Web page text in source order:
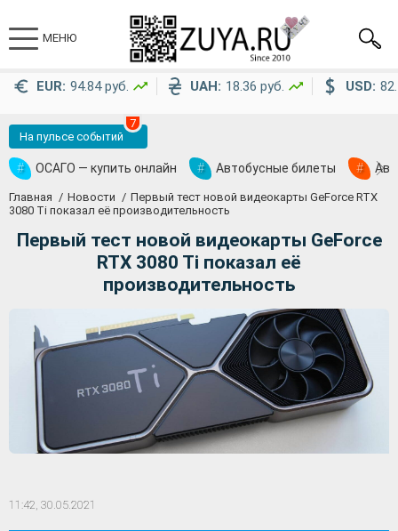
МЕНЮ
EUR: 94.84 руб. UAH: 18.36 руб. USD:
На пульсе событий
7
# ОСАГО — купить онлайн # Автобусные билеты #
Главная Новости
Первый тест новой видеокарты GeForce RTX
3080 Ti показал её производительность
Первый тест новой видеокарты GeForce
RTX 3080 Ti показал её
производительность
11:42, 30.05.2021